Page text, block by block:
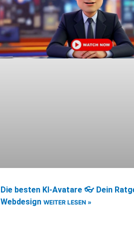
Die besten KI-Avatare 👓 Dein
WebdesignWEITER LESEN »